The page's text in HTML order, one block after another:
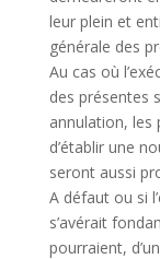
leur plein et
générale des
Au cas où
des présentes
annulation, les
d’établir une
seront aussi
A défaut ou si
s’avérait
pourraient,